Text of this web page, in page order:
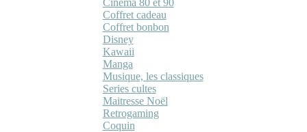
Cinéma 80 et 90
Coffret cadeau
Coffret bonbon
Disney
Kawaii
Manga
Musique, les classiques
Series cultes
Maitresse Noël
Retrogaming
Coquin